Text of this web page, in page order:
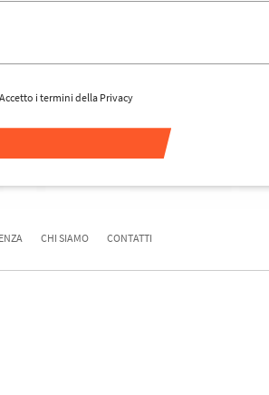
Accetto i termini della Privacy
CHI SIAMO CONTATTI